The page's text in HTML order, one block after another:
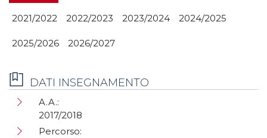
2021/2022 2022/2023 2023/2024 2024/2025
2025/2026 2026/2027
DATI INSEGNAMENTO
A.A.:
2017/2018
Percorso: